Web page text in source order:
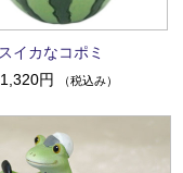
イカなコポミ
1,320円
（税込み）